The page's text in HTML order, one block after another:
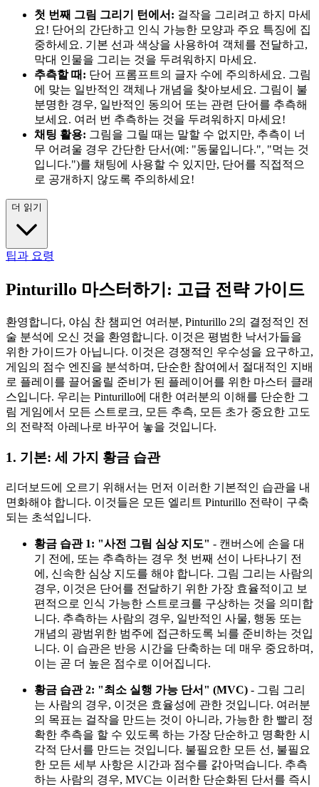
첫 번째 그림 그리기 턴에서: 걸작을 그리려고 하지 마세
요! 단어의 간단하고 인식 가능한 모양과 주요 특징에 집
중하세요. 기본 선과 색상을 사용하여 객체를 전달하고,
막대 인물을 그리는 것을 두려워하지 마세요.
추측할 때: 단어 프롬프트의 글자 수에 주의하세요. 그림
에 맞는 일반적인 객체나 개념을 찾아보세요. 그림이 불
분명한 경우, 일반적인 동의어 또는 관련 단어를 추측해
보세요. 여러 번 추측하는 것을 두려워하지 마세요!
채팅 활용: 그림을 그릴 때는 말할 수 없지만, 추측이 너
무 어려울 경우 간단한 단서(예: "동물입니다.", "먹는 것
입니다.")를 채팅에 사용할 수 있지만, 단어를 직접적으
로 공개하지 않도록 주의하세요!
더 읽기
팁과 요령
Pinturillo 마스터하기: 고급 전략 가이드
환영합니다, 야심 찬 챔피언 여러분, Pinturillo 2의 결정적인 전
술 분석에 오신 것을 환영합니다. 이것은 평범한 낙서가들을
위한 가이드가 아닙니다. 이것은 경쟁적인 우수성을 요구하고,
게임의 점수 엔진을 분석하며, 단순한 참여에서 절대적인 지배
로 플레이를 끌어올릴 준비가 된 플레이어를 위한 마스터 클래
스입니다. 우리는 Pinturillo에 대한 여러분의 이해를 단순한 그
림 게임에서 모든 스트로크, 모든 추측, 모든 초가 중요한 고도
의 전략적 아레나로 바꾸어 놓을 것입니다.
1. 기본: 세 가지 황금 습관
리더보드에 오르기 위해서는 먼저 이러한 기본적인 습관을 내
면화해야 합니다. 이것들은 모든 엘리트 Pinturillo 전략이 구축
되는 초석입니다.
황금 습관 1: "사전 그림 심상 지도" - 캔버스에 손을 대
기 전에, 또는 추측하는 경우 첫 번째 선이 나타나기 전
에, 신속한 심상 지도를 해야 합니다. 그림 그리는 사람의
경우, 이것은 단어를 전달하기 위한 가장 효율적이고 보
편적으로 인식 가능한 스트로크를 구상하는 것을 의미합
니다. 추측하는 사람의 경우, 일반적인 사물, 행동 또는
개념의 광범위한 범주에 접근하도록 뇌를 준비하는 것입
니다. 이 습관은 반응 시간을 단축하는 데 매우 중요하며,
이는 곧 더 높은 점수로 이어집니다.
황금 습관 2: "최소 실행 가능 단서" (MVC) - 그림 그리
는 사람의 경우, 이것은 효율성에 관한 것입니다. 여러분
의 목표는 걸작을 만드는 것이 아니라, 가능한 한 빨리 정
확한 추측을 할 수 있도록 하는 가장 단순하고 명확한 시
각적 단서를 만드는 것입니다. 불필요한 모든 선, 불필요
한 모든 세부 사항은 시간과 점수를 갉아먹습니다. 추측
하는 사람의 경우, MVC는 이러한 단순화된 단서를 즉시